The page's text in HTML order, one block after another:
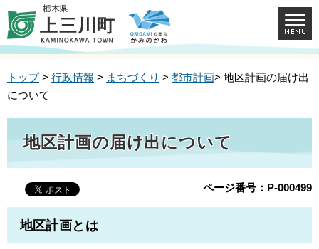
トップ> 行政情報 > まちづくり > 都市計画> 地区計画の届け出
について
地区計画の届け出について
ページ番号：P-000499
地区計画とは